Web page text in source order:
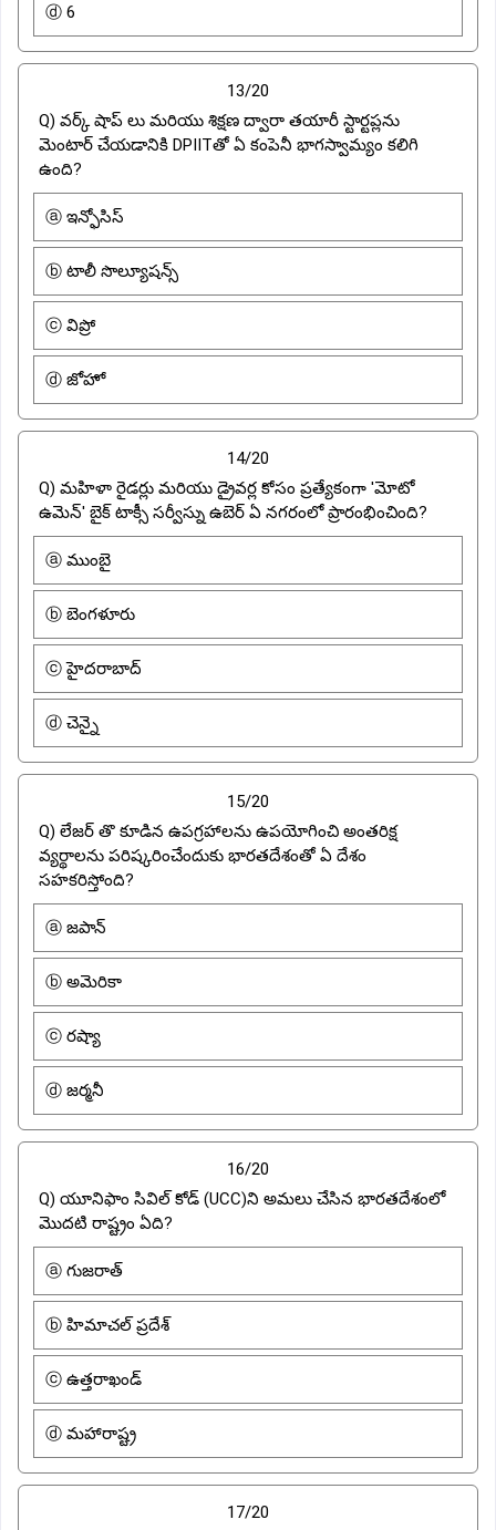
ⓓ 6
13/20
Q) వర్క్ షాప్ లు మరియు శిక్షణ ద్వారా తయారీ స్టార్టప్లను
మెంటార్ చేయడానికి DPIITతో ఏ కంపెనీ భాగస్వామ్యం కలిగి
ఉంది?
ⓐ ఇన్ఫోసిస్
ⓑ టాలీ సొల్యూషన్స్
ⓒ విప్రో
ⓓ జోహో
14/20
Q) మహిళా రైడర్లు మరియు డ్రైవర్ల కోసం ప్రత్యేకంగా 'మోటో
ఉమెన్' బైక్ టాక్సీ సర్వీస్ను ఉబెర్ ఏ నగరంలో ప్రారంభించింది?
ⓐ ముంబై
ⓑ బెంగళూరు
ⓒ హైదరాబాద్
ⓓ చెన్నై
15/20
Q) లేజర్ తొ కూడిన ఉపగ్రహాలను ఉపయోగించి అంతరిక్ష
వ్యర్థాలను పరిష్కరించేందుకు భారతదేశంతో ఏ దేశం
సహకరిస్తోంది?
ⓐ జపాన్
ⓑ అమెరికా
ⓒ రష్యా
ⓓ జర్మనీ
16/20
Q) యూనిఫాం సివిల్ కోడ్ (UCC)ని అమలు చేసిన భారతదేశంలో
మొదటి రాష్ట్రం ఏది?
ⓐ గుజరాత్
ⓑ హిమాచల్ ప్రదేశ్
ⓒ ఉత్తరాఖండ్
ⓓ మహారాష్ట్ర
17/20